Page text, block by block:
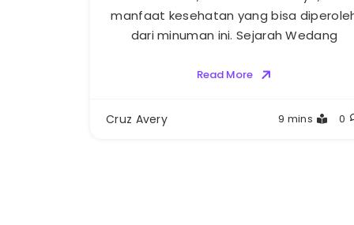
manfaat kesehatan yang bisa
dari minuman ini. Sejarah Wedang
Read More
Cruz Avery 9 mins 0